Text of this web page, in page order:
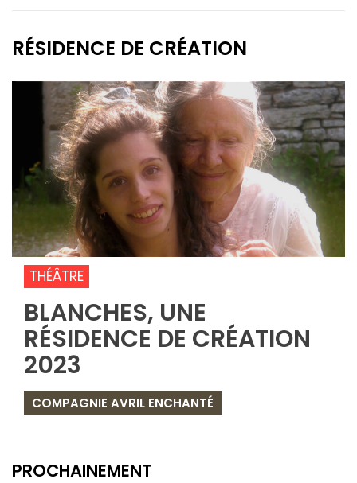
RÉSIDENCE DE CRÉATION
THÉÂTRE
BLANCHES, UNE
RÉSIDENCE DE CRÉATION
2023
COMPAGNIE AVRIL ENCHANTÉ
PROCHAINEMENT